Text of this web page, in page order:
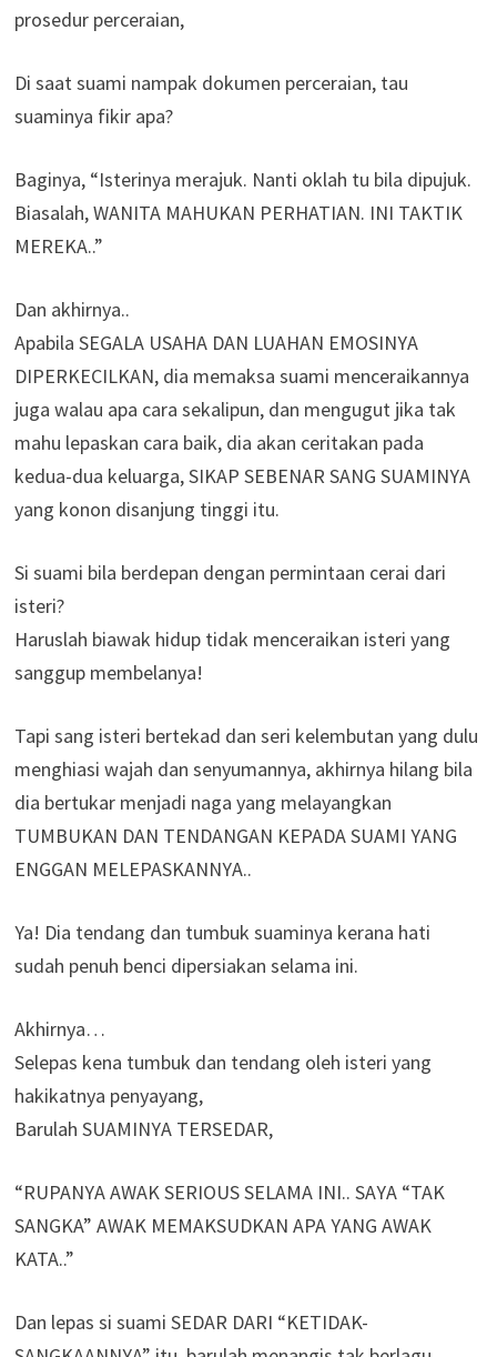
prosedur perceraian,
Di saat suami nampak dokumen perceraian, tau
suaminya fikir apa?
Baginya, “Isterinya merajuk. Nanti oklah tu bila dipujuk.
Biasalah, WANITA MAHUKAN PERHATIAN. INI TAKTIK
MEREKA..”
Dan akhirnya..
Apabila SEGALA USAHA DAN LUAHAN EMOSINYA
DIPERKECILKAN, dia memaksa suami menceraikannya
juga walau apa cara sekalipun, dan mengugut jika tak
mahu lepaskan cara baik, dia akan ceritakan pada
kedua-dua keluarga, SIKAP SEBENAR SANG SUAMINYA
yang konon disanjung tinggi itu.
Si suami bila berdepan dengan permintaan cerai dari
isteri?
Haruslah biawak hidup tidak menceraikan isteri yang
sanggup membelanya!
Tapi sang isteri bertekad dan seri kelembutan yang dulu
menghiasi wajah dan senyumannya, akhirnya hilang bila
dia bertukar menjadi naga yang melayangkan
TUMBUKAN DAN TENDANGAN KEPADA SUAMI YANG
ENGGAN MELEPASKANNYA..
Ya! Dia tendang dan tumbuk suaminya kerana hati
sudah penuh benci dipersiakan selama ini.
Akhirnya…
Selepas kena tumbuk dan tendang oleh isteri yang
hakikatnya penyayang,
Barulah SUAMINYA TERSEDAR,
“RUPANYA AWAK SERIOUS SELAMA INI.. SAYA “TAK
SANGKA” AWAK MEMAKSUDKAN APA YANG AWAK
KATA..”
Dan lepas si suami SEDAR DARI “KETIDAK-